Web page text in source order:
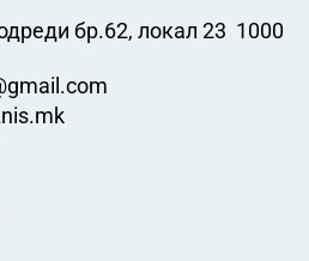
бр.62, локал 23 1000